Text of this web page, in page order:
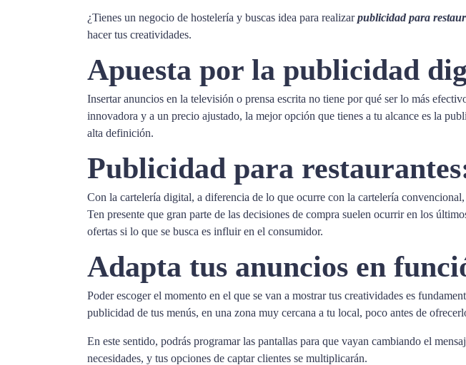
¿Tienes un negocio de hostelería y buscas idea para realizarpublicidad para
hacer tus creatividades.
Apuesta por la publicidad
Insertar anuncios en la televisión o prensa escrita no tiene por qué ser lo más
innovadora y a un precio ajustado, la mejor opción que tienes a tu alcance es la
alta definición.
Publicidad para
Con la cartelería digital, a diferencia de lo que ocurre con la cartelería
Ten presente que gran parte de las decisiones de compra suelen ocurrir en los
ofertas si lo que se busca es influir en el consumidor.
Adapta tus anuncios en
Poder escoger el momento en el que se van a mostrar tus creatividades es
publicidad de tus menús, en una zona muy cercana a tu local, poco antes de
En este sentido, podrás programar las pantallas para que vayan cambiando el
necesidades, y tus opciones de captar clientes se multiplicarán.